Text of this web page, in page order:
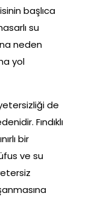
başlıca
su
neden
yol
yetersizliği de
Fındıklı
bir
ve su